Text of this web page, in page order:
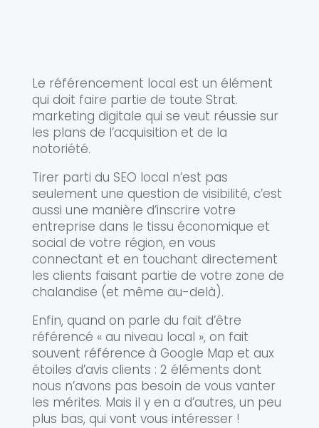
Le référencement local est un élément
qui doit faire partie de toute Strat.
marketing digitale qui se veut réussie sur
les plans de l’acquisition et de la
notoriété.
Tirer parti du SEO local n’est pas
seulement une question de visibilité, c’est
aussi une manière d’inscrire votre
entreprise dans le tissu économique et
social de votre région, en vous
connectant et en touchant directement
les clients faisant partie de votre zone de
chalandise (et même au-delà).
Enfin, quand on parle du fait d’être
référencé « au niveau local », on fait
souvent référence à Google Map et aux
étoiles d’avis clients : 2 éléments dont
nous n’avons pas besoin de vous vanter
les mérites. Mais il y en a d’autres, un peu
plus bas, qui vont vous intéresser !